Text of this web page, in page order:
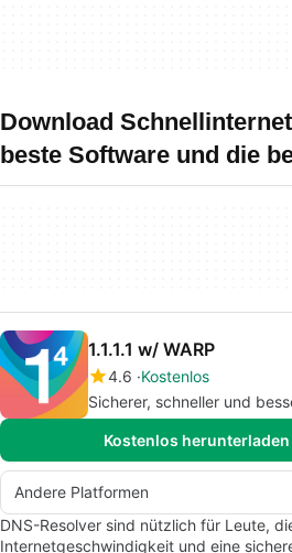
Download
beste Software und die
1.1.1.1 w/ WARP
4.6 Kostenlos
Sicherer, schneller und
Kostenlos
Andere Platformen
DNS-Resolver sind nützlich für Leute,
Internetgeschwindigkeit und eine